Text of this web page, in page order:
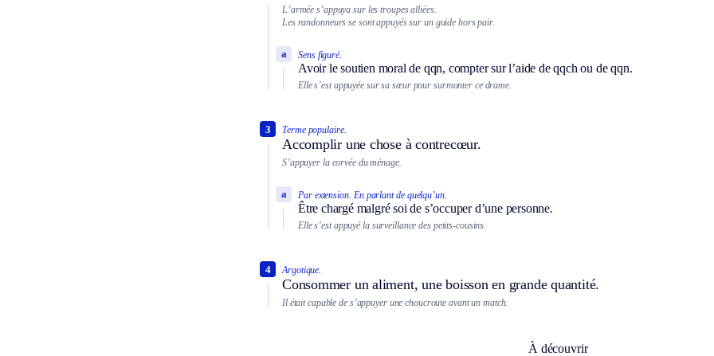
L’armée s’appuya sur les troupes alliées.
Les randonneurs se sont appuyés sur un guide hors pair.
Sens figuré.
Avoir le soutien moral de qqn, compter sur l’aide de qqch ou de qqn.
a
Elle s’est appuyée sur sa sœur pour surmonter ce drame.
Terme populaire.
Accomplir une chose à contrecœur.
3
S’appuyer la corvée du ménage.
Par extension. En parlant de quelqu’un.
Être chargé malgré soi de s’occuper d’une personne.
a
Elle s’est appuyé la surveillance des petits-cousins.
Argotique.
Consommer un aliment, une boisson en grande quantité.
4
Il était capable de s’appuyer une choucroute avant un match.
À découvrir